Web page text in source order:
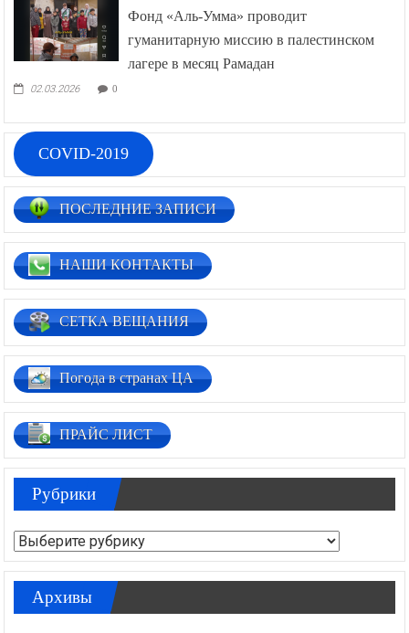
Фонд «Аль-Умма» проводит
гуманитарную миссию в палестинском
лагере в месяц Рамадан
02.03.2026 0
COVID-2019
ПОСЛЕДНИЕ ЗАПИСИ
НАШИ КОНТАКТЫ
СЕТКА ВЕЩАНИЯ
Погода в странах ЦА
ПРАЙС ЛИСТ
Рубрики
Рубрики
Архивы